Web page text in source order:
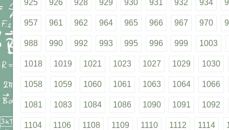
925 926 928 929 930 931 932 934
957 961 962 964 965 966 967 970
988 990 992 993 995 996 999 1003
1018 1019 1021 1023 1027 1029 1030
1058 1059 1060 1061 1063 1064 1066
1081 1083 1084 1086 1090 1091 1092
1104 1106 1108 1109 1110 1112 1114